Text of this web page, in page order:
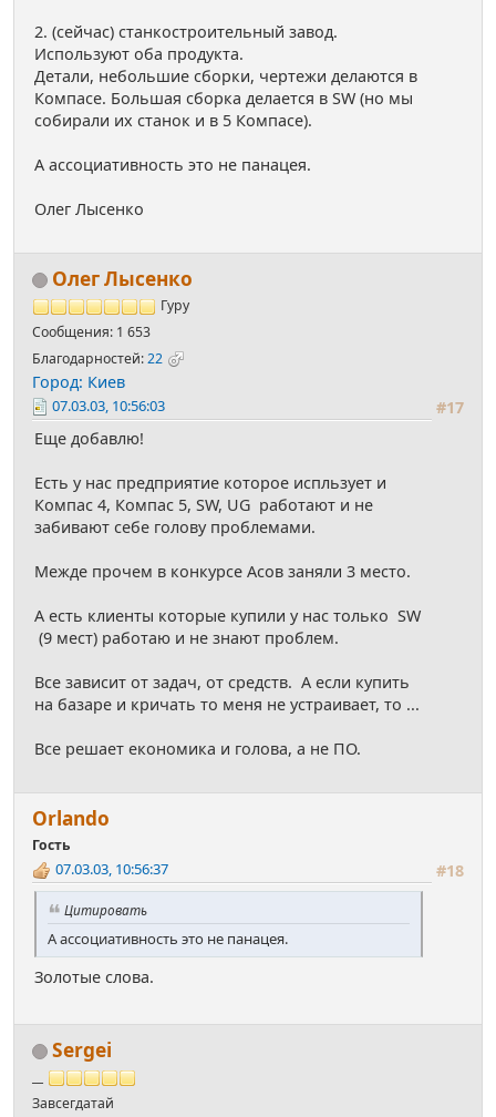
2. (сейчас) станкостроительный завод.
Используют оба продукта.
Детали, небольшие сборки, чертежи делаются в
Компасе. Большая сборка делается в SW (но мы
собирали их станок и в 5 Компасе).
А ассоциативность это не панацея.
Олег Лысенко
Олег Лысенко
Гуру
Сообщения: 1 653
Благодарностей:22
Город: Киев
#17
07.03.03, 10:56:03
Еще добавлю!
Есть у нас предприятие которое испльзует и
Компас 4, Компас 5, SW, UG работают и не
забивают себе голову проблемами.
Межде прочем в конкурсе Асов заняли 3 место.
А есть клиенты которые купили у нас только SW
(9 мест) работаю и не знают проблем.
Все зависит от задач, от средств. А если купить
на базаре и кричать то меня не устраивает, то ...
Все решает економика и голова, а не ПО.
Orlando
Гость
#18
07.03.03, 10:56:37
Цитировать
А ассоциативность это не панацея.
Золотые слова.
Sergei
Завсегдатай